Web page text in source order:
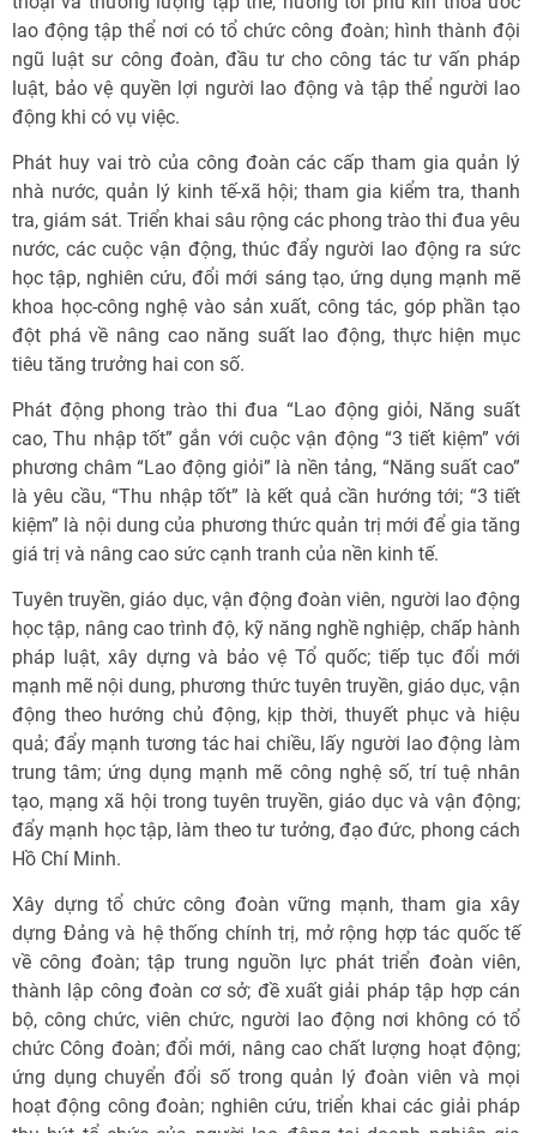
lao động tập thể nơi có tổ chức công đoàn; hình thành đội
ngũ luật sư công đoàn, đầu tư cho công tác tư vấn pháp
luật, bảo vệ quyền lợi người lao động và tập thể người lao
động khi có vụ việc.
Phát huy vai trò của công đoàn các cấp tham gia quản lý
nhà nước, quản lý kinh tế-xã hội; tham gia kiểm tra, thanh
tra, giám sát. Triển khai sâu rộng các phong trào thi đua yêu
nước, các cuộc vận động, thúc đẩy người lao động ra sức
học tập, nghiên cứu, đổi mới sáng tạo, ứng dụng mạnh mẽ
khoa học-công nghệ vào sản xuất, công tác, góp phần tạo
đột phá về nâng cao năng suất lao động, thực hiện mục
tiêu tăng trưởng hai con số.
Phát động phong trào thi đua “Lao động giỏi, Năng suất
cao, Thu nhập tốt” gắn với cuộc vận động “3 tiết kiệm” với
phương châm “Lao động giỏi” là nền tảng, “Năng suất cao”
là yêu cầu, “Thu nhập tốt” là kết quả cần hướng tới; “3 tiết
kiệm” là nội dung của phương thức quản trị mới để gia tăng
giá trị và nâng cao sức cạnh tranh của nền kinh tế.
Tuyên truyền, giáo dục, vận động đoàn viên, người lao động
học tập, nâng cao trình độ, kỹ năng nghề nghiệp, chấp hành
pháp luật, xây dựng và bảo vệ Tổ quốc; tiếp tục đổi mới
mạnh mẽ nội dung, phương thức tuyên truyền, giáo dục, vận
động theo hướng chủ động, kịp thời, thuyết phục và hiệu
quả; đẩy mạnh tương tác hai chiều, lấy người lao động làm
trung tâm; ứng dụng mạnh mẽ công nghệ số, trí tuệ nhân
tạo, mạng xã hội trong tuyên truyền, giáo dục và vận động;
đẩy mạnh học tập, làm theo tư tưởng, đạo đức, phong cách
Hồ Chí Minh.
Xây dựng tổ chức công đoàn vững mạnh, tham gia xây
dựng Đảng và hệ thống chính trị, mở rộng hợp tác quốc tế
về công đoàn; tập trung nguồn lực phát triển đoàn viên,
thành lập công đoàn cơ sở; đề xuất giải pháp tập hợp cán
bộ, công chức, viên chức, người lao động nơi không có tổ
chức Công đoàn; đổi mới, nâng cao chất lượng hoạt động;
ứng dụng chuyển đổi số trong quản lý đoàn viên và mọi
hoạt động công đoàn; nghiên cứu, triển khai các giải pháp